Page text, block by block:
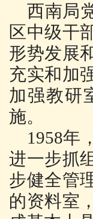
西南局
区中级干
形势发展
充实和加
加强教研
施。
1958年
进一步抓
步健全管
的资料室